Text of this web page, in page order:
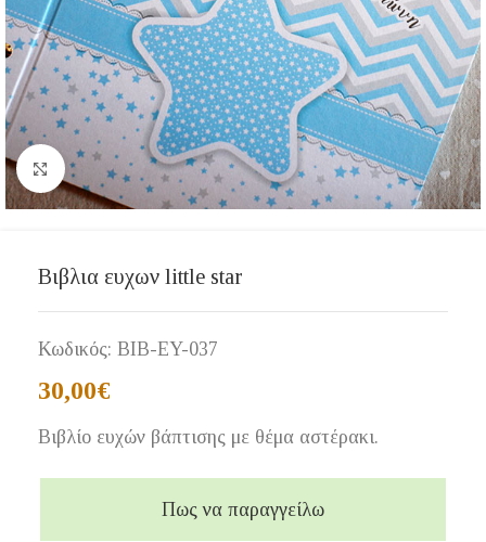
Click to enlarge
Βιβλια ευχων little star
Κωδικός: BIB-EY-037
30,00€
Βιβλίο ευχών βάπτισης με θέμα αστέρακι.
Πως να παραγγείλω